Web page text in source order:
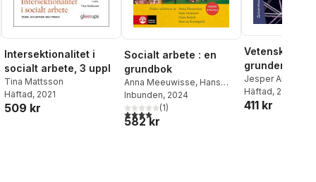
röster:
Intersektionalitet i
socialt arbete, 3 uppl
Tina Mattsson
Häftad, 2021
509 kr
Socialt arbete : en
grundbok
Anna Meeuwisse, Hans
Swärd,Sune Sunesson
Marcus Knutagård
Inbunden, 2024
4,0utav 5 stjärnor. Totalt antal röster:
(1)
582 kr
grunder och
tillämpning
Jesper
Thomas
Häftad, 2024
411 kr